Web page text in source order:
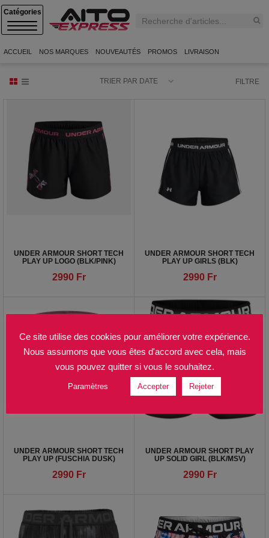
C
T
G
ACCUEIL NOS MARQUES NOUVEAUTÉS PROMOS LIVRAISON
TRIER PAR DATE FILTRE
UNDER ARMOUR SHORT TECH
PLAY UP LOGO (BLK/PINK)
2990 Fr
UNDER ARMOUR SHORT TECH
PLAY UP GIRLS (BLK)
2990 Fr
UNDER ARMOUR SHORT TECH
PLAY UP (FUSCHIA DUSK)
2990 Fr
UNDER ARMOUR SHORT PLAY
UP SOLID GIRL (BLK/MSV)
2990 Fr
Ce site utilise des cookies pour améliorer votre expérience.
Nous assumons que vous êtes d'accord avec cela, mais
vous pouvez quitter si vous le souhaitez.
Paramètres Accepter Rejeter